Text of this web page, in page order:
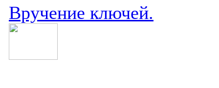
Вручение ключей.